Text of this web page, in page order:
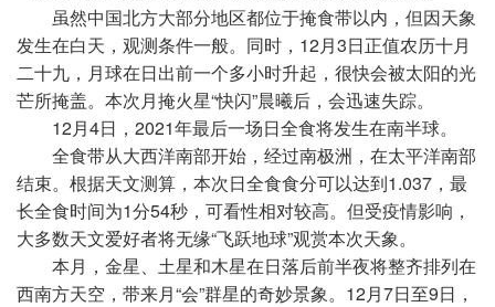
虽然中国北方大部分地区都位于掩食带以内，但因天象
发生在白天，观测条件一般。同时，12月3日正值农历十月
二十九，月球在日出前一个多小时升起，很快会被太阳的光
芒所掩盖。本次月掩火星“快闪”晨曦后，会迅速失踪。
12月4日，2021年最后一场日全食将发生在南半球。
全食带从大西洋南部开始，经过南极洲，在太平洋南部
结束。根据天文测算，本次日全食食分可以达到1.037，最
长全食时间为1分54秒，可看性相对较高。但受疫情影响，
大多数天文爱好者将无缘“飞跃地球”观赏本次天象。
本月，金星、土星和木星在日落后前半夜将整齐排列在
西南方天空，带来月“会”群星的奇妙景象。12月7日至9日，